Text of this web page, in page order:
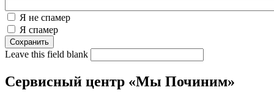
Я не спамер
Я спамер
Leave this field blank
Сервисный центр «Мы Починим»